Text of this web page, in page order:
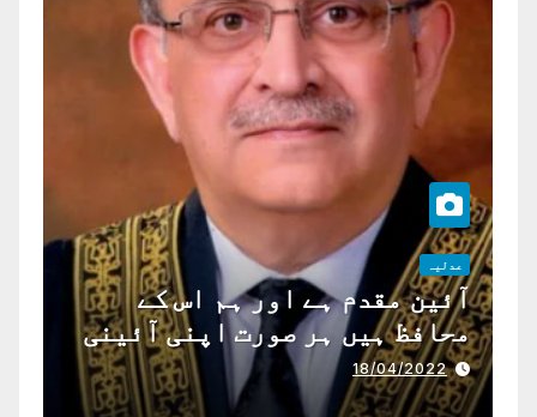
عدلیہ
آئین مقدم ہے اور ہم اس کے
محافظ ہیں ہر صورت اپنی آئینی
ذمہ داری ادا کرینگے ، چیف
جسٹس پاکستان
18/04/2022